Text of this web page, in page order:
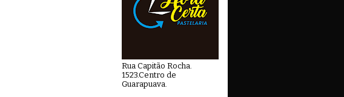
Rua Capitão Rocha.
1523.Centro de
Guarapuava.